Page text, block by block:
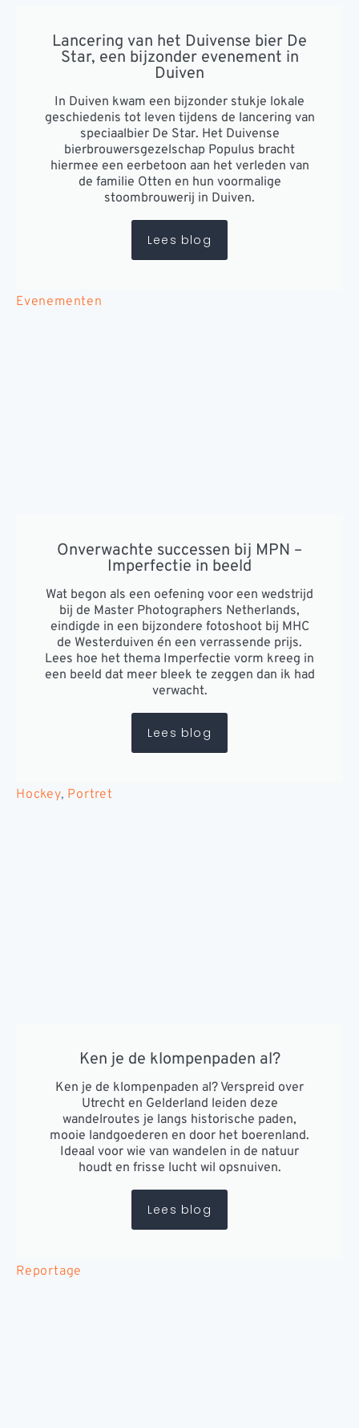
Lancering van het Duivense bier De
Star, een bijzonder evenement in
Duiven
In Duiven kwam een bijzonder stukje lokale
geschiedenis tot leven tijdens de lancering van
speciaalbier De Star. Het Duivense
bierbrouwersgezelschap Populus bracht
hiermee een eerbetoon aan het verleden van
de familie Otten en hun voormalige
stoombrouwerij in Duiven.
Lees blog
Evenementen
Onverwachte successen bij MPN –
Imperfectie in beeld
Wat begon als een oefening voor een wedstrijd
bij de Master Photographers Netherlands,
eindigde in een bijzondere fotoshoot bij MHC
de Westerduiven én een verrassende prijs.
Lees hoe het thema Imperfectie vorm kreeg in
een beeld dat meer bleek te zeggen dan ik had
verwacht.
Lees blog
Hockey, Portret
Ken je de klompenpaden al?
Ken je de klompenpaden al? Verspreid over
Utrecht en Gelderland leiden deze
wandelroutes je langs historische paden,
mooie landgoederen en door het boerenland.
Ideaal voor wie van wandelen in de natuur
houdt en frisse lucht wil opsnuiven.
Lees blog
Reportage